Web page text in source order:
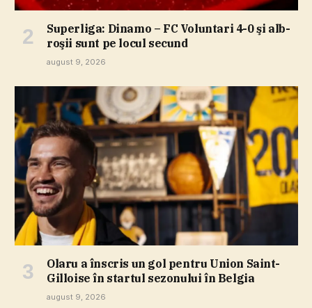
Superliga: Dinamo – FC Voluntari 4-0 şi alb-
roşii sunt pe locul secund
august 9, 2026
Olaru a înscris un gol pentru Union Saint-
Gilloise în startul sezonului în Belgia
august 9, 2026